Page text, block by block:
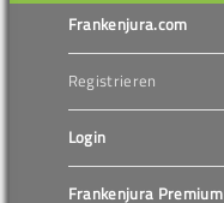
Frankenjura.com
Registrieren
Login
Frankenjura Premium